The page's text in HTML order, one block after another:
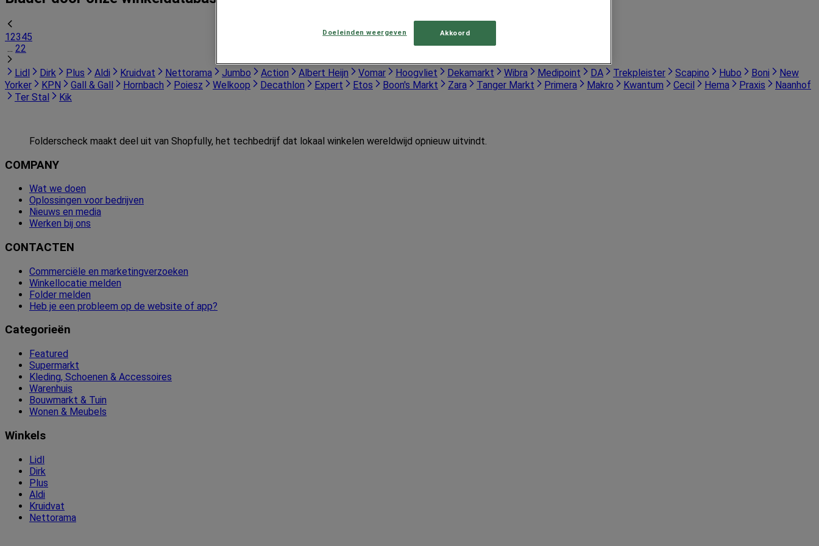
12345
... 22
Lidl Dirk Plus Aldi Kruidvat Nettorama Jumbo Action Albert Heijn Vomar Hoogvliet Dekamarkt Wibra Medipoint DA Trekpleister Scapino Hubo Boni
New
Yorker
KPN Gall & Gall Hornbach Poiesz Welkoop Decathlon Expert Etos Boon's Markt Zara Tanger Markt Primera Makro Kwantum Cecil Hema Praxis
Naanhof
Ter Stal
Kik
Folderscheck maakt deel uit van Shopfully, het techbedrijf dat lokaal winkelen wereldwijd opnieuw uitvindt.
COMPANY
Wat we doen
Oplossingen voor bedrijven
Nieuws en media
Werken bij ons
CONTACTEN
Commerciële en marketingverzoeken
Winkellocatie melden
Folder melden
Heb je een probleem op de website of app?
Categorieën
Featured
Supermarkt
Kleding, Schoenen & Accessoires
Warenhuis
Bouwmarkt & Tuin
Wonen & Meubels
Winkels
Lidl
Dirk
Plus
Aldi
Kruidvat
Nettorama
Doeleinden weergeven Akkoord